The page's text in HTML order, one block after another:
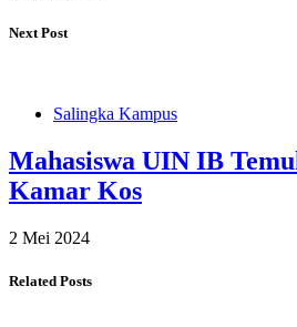
Next Post
Salingka Kampus
Mahasiswa UIN IB
Kamar Kos
2 Mei 2024
Related Posts